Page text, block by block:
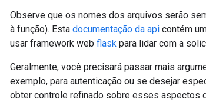
Observe que os nomes dos arquivos serão
à função). Esta documentação da api contém
usar framework web flask para lidar com a
Geralmente, você precisará passar mais
exemplo, para autenticação ou se desejar
obter controle refinado sobre esses aspectos